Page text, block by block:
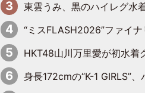
東雲うみ、黒のハイレグ水着で見せた“わがままボディ”がたまらない「うみちゃんカワイイ」「全てがステキな女
“ミスFLASH2026”ファイナリスト、ダンスで鍛え上げた健康的な
HKT48山川万里愛が初水着グラビア 先輩メンバーも思わず“ガン見”
身長172cmの“K-1 GIRLS”、パーフェクトボディーでグラビア